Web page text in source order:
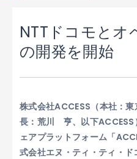
NTTドコモとオ
の開発を開始
株式会社ACCESS（本社：
長：荒川 亨、以下ACCESS
ェアプラットフォーム「
式会社エヌ・ティ・ティ・